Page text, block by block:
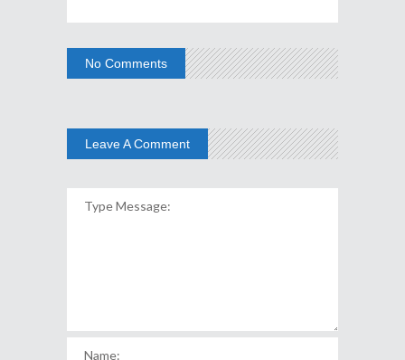
No Comments
Leave A Comment